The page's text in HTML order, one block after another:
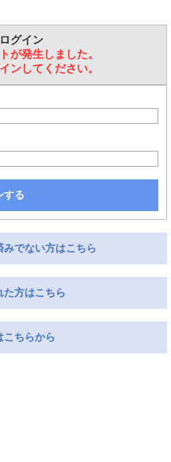
グイン
が発生しました。
ンしてください。
する
でない方はこちら
た方はこちら
こちらから